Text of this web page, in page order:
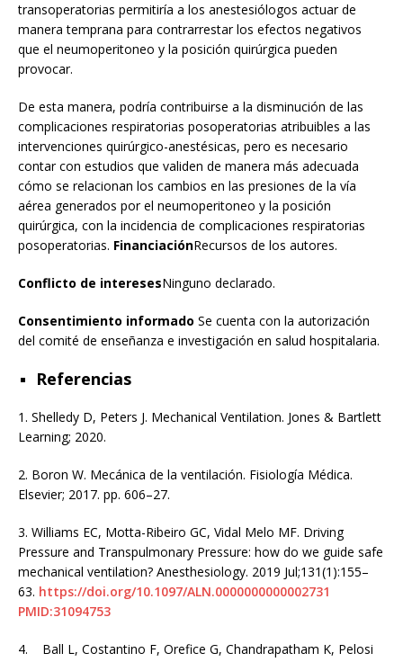
transoperatorias permitiría a los anestesiólogos actuar de
manera temprana para contrarrestar los efectos negativos
que el neumoperitoneo y la posición quirúrgica pueden
provocar.
De esta manera, podría contribuirse a la disminución de las
complicaciones respiratorias posoperatorias atribuibles a las
intervenciones quirúrgico-anestésicas, pero es necesario
contar con estudios que validen de manera más adecuada
cómo se relacionan los cambios en las presiones de la vía
aérea generados por el neumoperitoneo y la posición
quirúrgica, con la incidencia de complicaciones respiratorias
posoperatorias. FinanciaciónRecursos de los autores.
Conflicto de interesesNinguno declarado.
Consentimiento informado Se cuenta con la autorización
del comité de enseñanza e investigación en salud hospitalaria.
Referencias
1. Shelledy D, Peters J. Mechanical Ventilation. Jones & Bartlett
Learning; 2020.
2. Boron W. Mecánica de la ventilación. Fisiología Médica.
Elsevier; 2017. pp. 606–27.
3. Williams EC, Motta-Ribeiro GC, Vidal Melo MF. Driving
Pressure and Transpulmonary Pressure: how do we guide safe
mechanical ventilation? Anesthesiology. 2019 Jul;131(1):155–
63. https://doi.org/10.1097/ALN.0000000000002731
PMID:31094753
4. Ball L, Costantino F, Orefice G, Chandrapatham K, Pelosi